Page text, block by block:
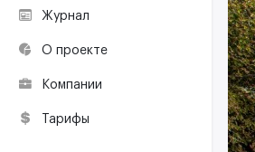
Премии по
Экологическая
ресурсы
Журнал
О проекте
Компании
Тарифы